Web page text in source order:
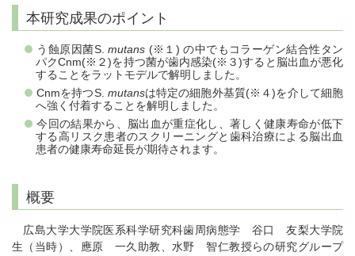
本研究成果のポイント
う蝕原因菌S. mutans (※１) の中でもコラーゲン結合性タン
パクCnm(※２)を持つ菌が歯内感染(※３)すると脳出血が悪化
することをラットモデルで解明しました。
Cnmを持つS. mutansは特定の細胞外基質(※４)を介して細胞
へ強く付着することを解明しました。
今回の結果から、脳出血が重症化し、著しく健康寿命が低下
する高リスク患者のスクリーニングと歯科治療による脳出血
患者の健康寿命延長が期待されます。
概要
広島大学大学院医系科学研究科歯周病態学 谷口 友梨大学院
生（当時）、應原 一久助教、水野 智仁教授らの研究グループ